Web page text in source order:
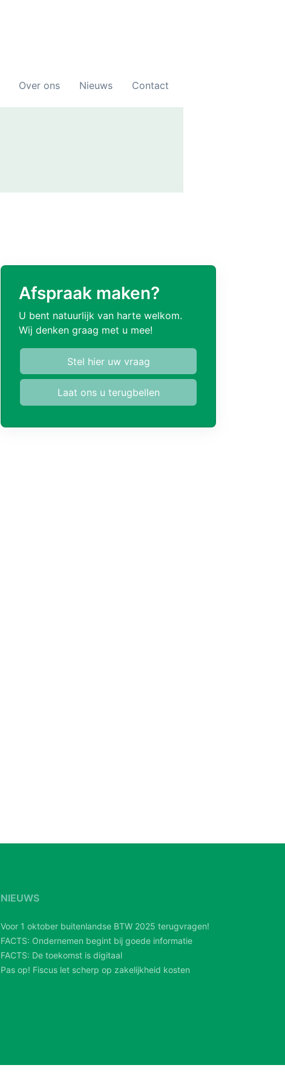
Over ons Nieuws Contact
Afspraak maken?
U bent natuurlijk van harte welkom.
Wij denken graag met u mee!
Stel hier uw vraag
Laat ons u terugbellen
NIEUWS
Voor 1 oktober buitenlandse BTW 2025 terugvragen!
FACTS: Ondernemen begint bij goede informatie
FACTS: De toekomst is digitaal
Pas op! Fiscus let scherp op zakelijkheid kosten